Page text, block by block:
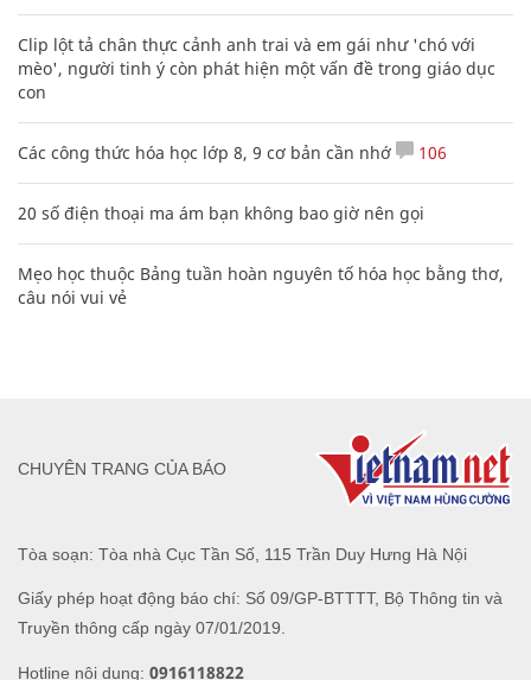
Clip lột tả chân thực cảnh anh trai và em gái như 'chó với
mèo', người tinh ý còn phát hiện một vấn đề trong giáo dục
con
Các công thức hóa học lớp 8, 9 cơ bản cần nhớ 106
20 số điện thoại ma ám bạn không bao giờ nên gọi
Mẹo học thuộc Bảng tuần hoàn nguyên tố hóa học bằng thơ,
câu nói vui vẻ
Tòa soạn: Tòa nhà Cục Tần Số, 115 Trần Duy Hưng Hà Nội
Giấy phép hoạt động báo chí: Số 09/GP-BTTTT, Bộ Thông tin và
Truyền thông cấp ngày 07/01/2019.
Hotline nội dung: 0916118822
CHUYÊN TRANG CỦA BÁO